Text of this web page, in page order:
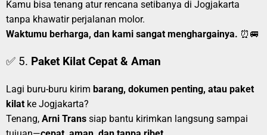
Kamu bisa tenang atur rencana setibanya di Jogjakarta
tanpa khawatir perjalanan molor.
Waktumu berharga, dan kami sangat menghargainya. ⏰🚐
✅ 5. Paket Kilat Cepat & Aman
Lagi buru-buru kirim barang, dokumen penting, atau paket
kilat ke Jogjakarta?
Tenang, Arni Trans siap bantu kirimkan langsung sampai